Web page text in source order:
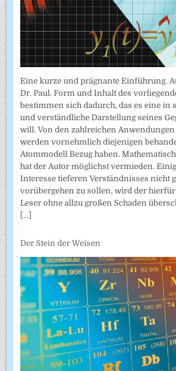
Eine kurze und prägnante Einführung.
Dr. Paul. Form und Inhalt des
bestimmen sich dadurch, das es eine in
und verständliche Darstellung seines
will. Von den zahlreichen
werden vornehmlich diejenigen
Atommodell Bezug haben.
hat der Autor möglichst vermieden.
Interesse tieferen Verständnisses nicht
vorübergehen zu sollen, wird der
Leser ohne allzu großen Schaden
[...]
Der Stein der Weisen